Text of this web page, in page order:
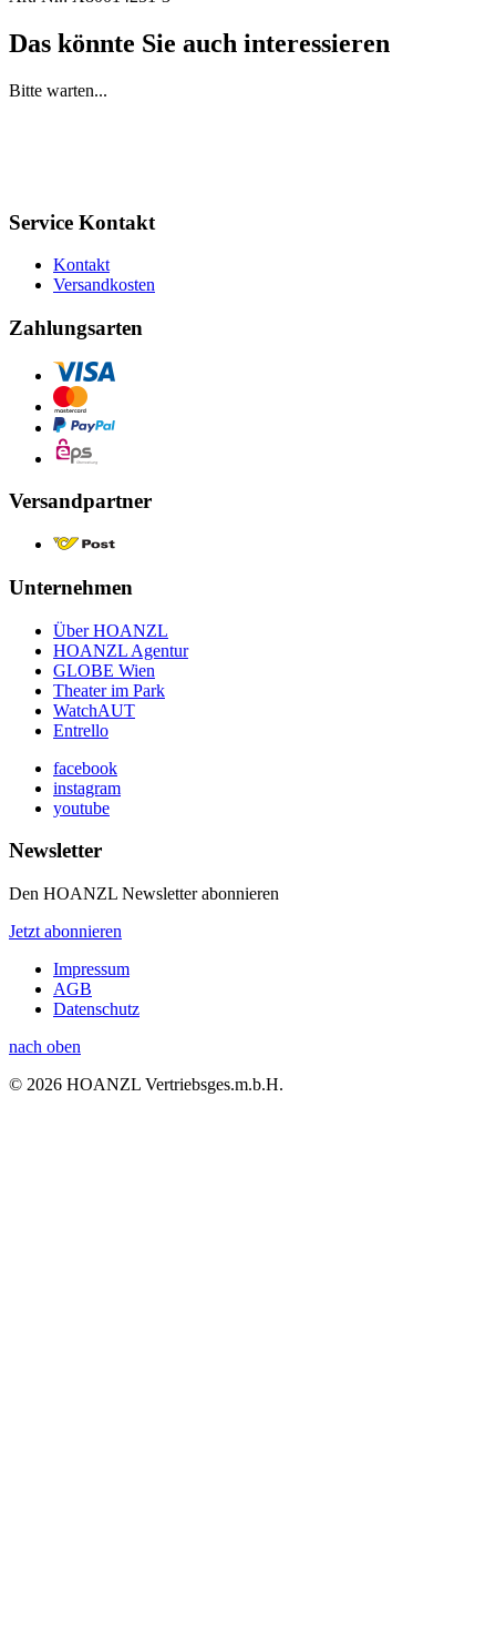
Das könnte Sie auch interessieren
Bitte warten...
Service Kontakt
Kontakt
Versandkosten
Zahlungsarten
Versandpartner
Unternehmen
Über HOANZL
HOANZL Agentur
GLOBE Wien
Theater im Park
WatchAUT
Entrello
facebook
instagram
youtube
Newsletter
Den HOANZL Newsletter abonnieren
Jetzt abonnieren
Impressum
AGB
Datenschutz
nach oben
© 2026 HOANZL Vertriebsges.m.b.H.